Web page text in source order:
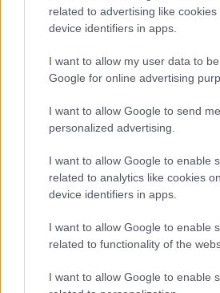
related to advertising like
device identifiers in apps.
I want to allow my user data to
Google for online advertising
I want to allow Google to send me
personalized advertising.
I want to allow Google to enable
related to analytics like cookies
device identifiers in apps.
I want to allow Google to enable
related to functionality of the
I want to allow Google to enable
Az Asus számítógépgyártó
Leonardo da Vinci előtt vagy
reprodukció. (Tavjan)